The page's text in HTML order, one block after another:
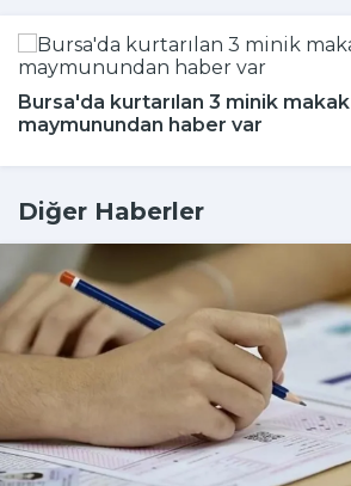
Bursa'da kurtarılan 3 minik makak
maymunundan haber var
Diğer Haberler